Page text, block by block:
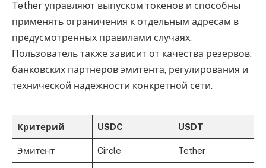
Tether управляют выпуском токенов и способны
применять ограничения к отдельным адресам в
предусмотренных правилами случаях.
Пользователь также зависит от качества резервов,
банковских партнеров эмитента, регулирования и
технической надежности конкретной сети.
Критерий USDC USDT
Эмитент Circle Tether